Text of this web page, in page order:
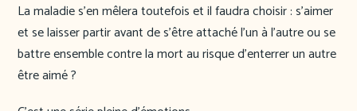
La maladie s’en mêlera toutefois et il faudra choisir : s’aimer
et se laisser partir avant de s’être attaché l’un à l’autre ou se
battre ensemble contre la mort au risque d’enterrer un autre
être aimé ?